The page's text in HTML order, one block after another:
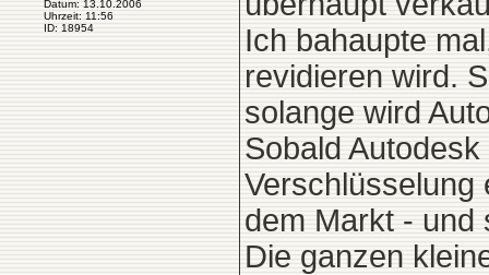
Datum: 13.10.2006
Uhrzeit: 11:56
ID: 18954
Ich bahaupte
revidieren wird.
solange wird
Sobald
Verschlüsselung
dem Markt - und
Die ganzen